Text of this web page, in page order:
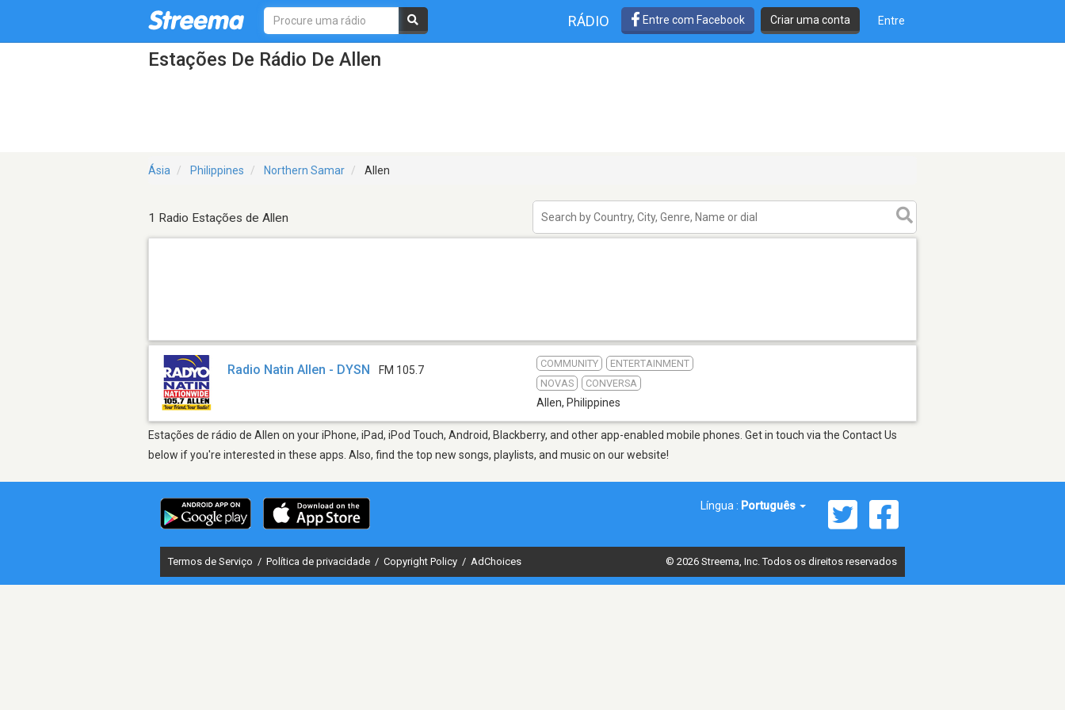
RÁDIO Entre com Facebook Criar uma conta Entre
Estações De Rádio De Allen
Ásia Philippines Northern Samar Allen
1 Radio Estações de Allen
Radio Natin Allen - DYSN FM 105.7
COMMUNITY
ENTERTAINMENT
NOVAS
CONVERSA
Allen, Philippines
Estações de rádio de Allen on your iPhone, iPad, iPod Touch, Android, Blackberry, and other app-enabled mobile phones. Get in touch via the Contact Us
below if you're interested in these apps. Also, find the top new songs, playlists, and music on our website!
Língua : Português
Termos de Serviço / Política de privacidade / Copyright Policy / AdChoices © 2026 Streema, Inc. Todos os direitos reservados